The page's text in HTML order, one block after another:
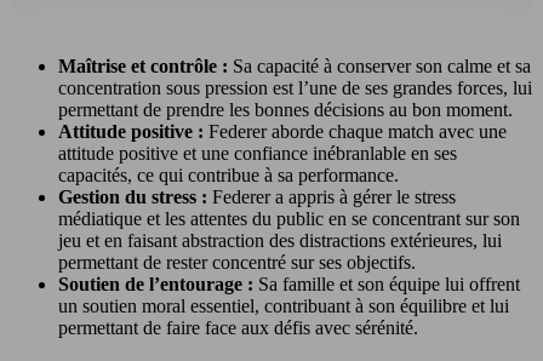
Maîtrise et contrôle : Sa capacité à conserver son calme et sa
concentration sous pression est l’une de ses grandes forces, lui
permettant de prendre les bonnes décisions au bon moment.
Attitude positive : Federer aborde chaque match avec une
attitude positive et une confiance inébranlable en ses
capacités, ce qui contribue à sa performance.
Gestion du stress : Federer a appris à gérer le stress
médiatique et les attentes du public en se concentrant sur son
jeu et en faisant abstraction des distractions extérieures, lui
permettant de rester concentré sur ses objectifs.
Soutien de l’entourage : Sa famille et son équipe lui offrent
un soutien moral essentiel, contribuant à son équilibre et lui
permettant de faire face aux défis avec sérénité.